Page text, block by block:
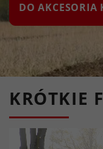
DO AKCESORIA
KRÓTKIE